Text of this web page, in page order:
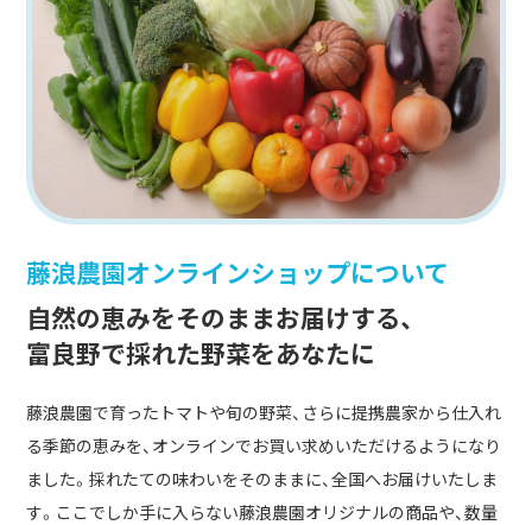
藤浪農園オンラインショップについて
自然の恵みをそのままお届けする、
富良野で採れた野菜をあなたに
藤浪農園で育ったトマトや旬の野菜、さらに提携農家から仕入れ
る季節の恵みを、オンラインでお買い求めいただけるようになり
ました。採れたての味わいをそのままに、全国へお届けいたしま
す。ここでしか手に入らない藤浪農園オリジナルの商品や、数量